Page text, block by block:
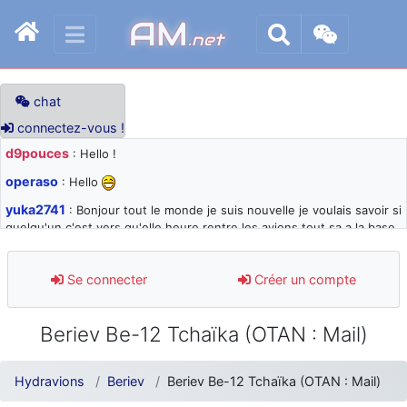
AM.net
chat
connectez-vous !
d9pouces : Hello !
operaso : Hello
yuka2741 : Bonjour tout le monde je suis nouvelle je voulais savoir si
quelqu'un c'est vers qu'elle heure rentre les avions tout sa a la base
d9pouces: désolé pour les quelques blocages du site ces derniers
jours : je teste des méthodes contre le spam et les bots trop nocifs
paxwax : Super, la nouvelle bannière
d9pouces
: je suis un avion@,._,+ > lesquels ? je ne suis pas sûr de
comprendre
Se connecter Créer un compte
Beriev Be-12 Tchaïka (OTAN : Mail)
Hydravions Beriev Beriev Be-12 Tchaïka (OTAN : Mail)